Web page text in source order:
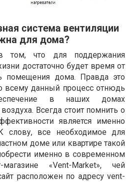
система вентиляции
для дома?
том, что для поддержания
достаточно будет время от
помещения дома. Правда это
всему данный процесс отнюдь
в наших домах
Всегда стоит помнить о
является именно
слову, все необходимое для
доме или квартире такой
именно в современном
магазине «Vent-Market», чей
расположен по адресу vent-